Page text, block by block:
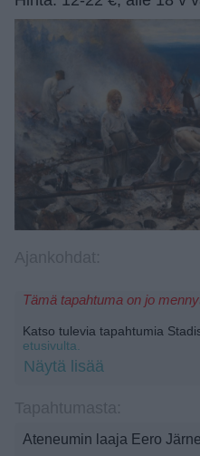
Tämä tapahtuma on jo
Katso tulevia tapahtumia
etusivulta.
Näytä lisää
Ateneumin laaja Eero